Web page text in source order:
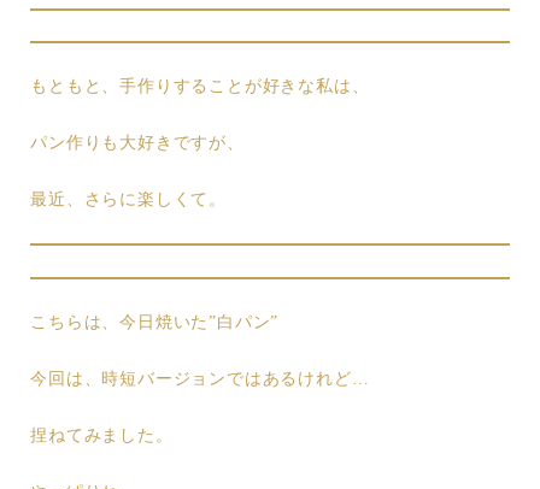
もともと、手作りすることが好きな私は、
パン作りも大好きですが、
最近、さらに楽しくて。
こちらは、今日焼いた”白パン”
今回は、時短バージョンではあるけれど…
捏ねてみました。